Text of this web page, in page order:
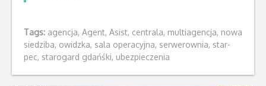
Tags: agencja, Agent, Asist, centrala, multiagencja, nowa
siedziba, owidzka, sala operacyjna, serwerownia, star-
pec, starogard gdańśki, ubezpieczenia